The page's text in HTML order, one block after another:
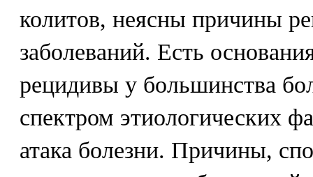
колитов, неясны причины
заболеваний. Есть
рецидивы у большинства
спектром этиологических
атака болезни. Причины,